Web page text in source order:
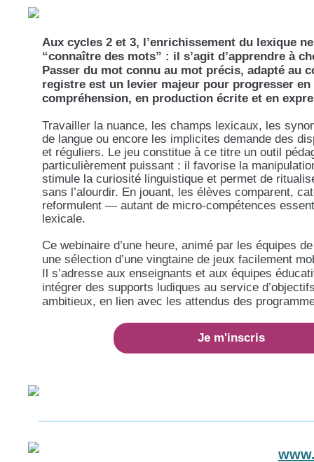
Aux cycles 2 et 3, l’enrichissement du lexique
“connaître des mots” : il s’agit d’apprendre à
Passer du mot connu au mot précis, adapté au
registre est un levier majeur pour progresser en
compréhension, en production écrite et en
Travailler la nuance, les champs lexicaux, les
de langue ou encore les implicites demande des
et réguliers. Le jeu constitue à ce titre un outil
particulièrement puissant : il favorise la
stimule la curiosité linguistique et permet de
sans l’alourdir. En jouant, les élèves comparent,
reformulent — autant de micro-compétences
lexicale.
Ce webinaire d’une heure, animé par les équipes
une sélection d’une vingtaine de jeux facilement
Il s’adresse aux enseignants et aux équipes
intégrer des supports ludiques au service
ambitieux, en lien avec les attendus des
Je m'inscris